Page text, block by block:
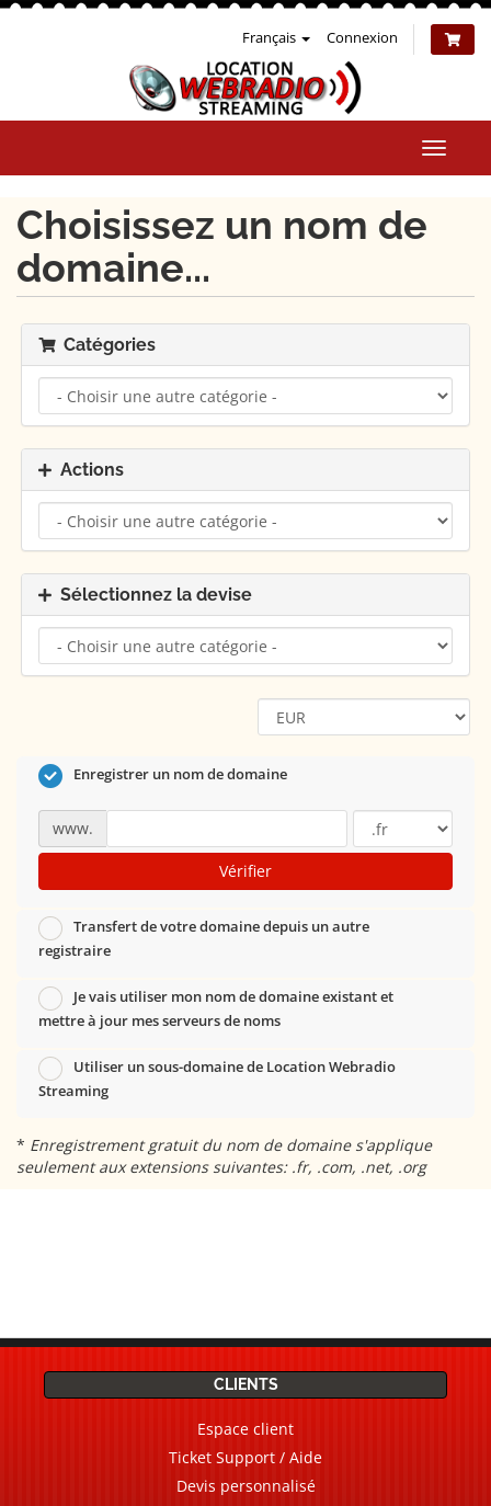
Français Connexion
la
Choisissez un nom de
domaine...
Catégories
Actions
Sélectionnez la devise
Enregistrer un nom de domaine
www.
Vérifier
Transfert de votre domaine depuis un autre
registraire
Je vais utiliser mon nom de domaine existant et
mettre à jour mes serveurs de noms
Utiliser un sous-domaine de Location Webradio
Streaming
* Enregistrement gratuit du nom de domaine s'applique
seulement aux extensions suivantes: .fr, .com, .net, .org
CLIENTS
Espace client
Ticket Support / Aide
Devis personnalisé